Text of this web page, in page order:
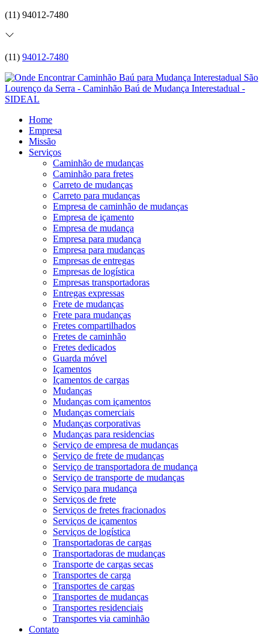
(11) 94012-7480
(11) 94012-7480
Home
Empresa
Missão
Serviços
Caminhão de mudanças
Caminhão para fretes
Carreto de mudanças
Carreto para mudanças
Empresa de caminhão de mudanças
Empresa de içamento
Empresa de mudança
Empresa para mudança
Empresa para mudanças
Empresas de entregas
Empresas de logística
Empresas transportadoras
Entregas expressas
Frete de mudanças
Frete para mudanças
Fretes compartilhados
Fretes de caminhão
Fretes dedicados
Guarda móvel
Içamentos
Içamentos de cargas
Mudanças
Mudanças com içamentos
Mudanças comerciais
Mudanças corporativas
Mudanças para residencias
Serviço de empresa de mudanças
Serviço de frete de mudanças
Serviço de transportadora de mudança
Serviço de transporte de mudanças
Serviço para mudança
Serviços de frete
Serviços de fretes fracionados
Serviços de içamentos
Serviços de logística
Transportadoras de cargas
Transportadoras de mudanças
Transporte de cargas secas
Transportes de carga
Transportes de cargas
Transportes de mudanças
Transportes residenciais
Transportes via caminhão
Contato